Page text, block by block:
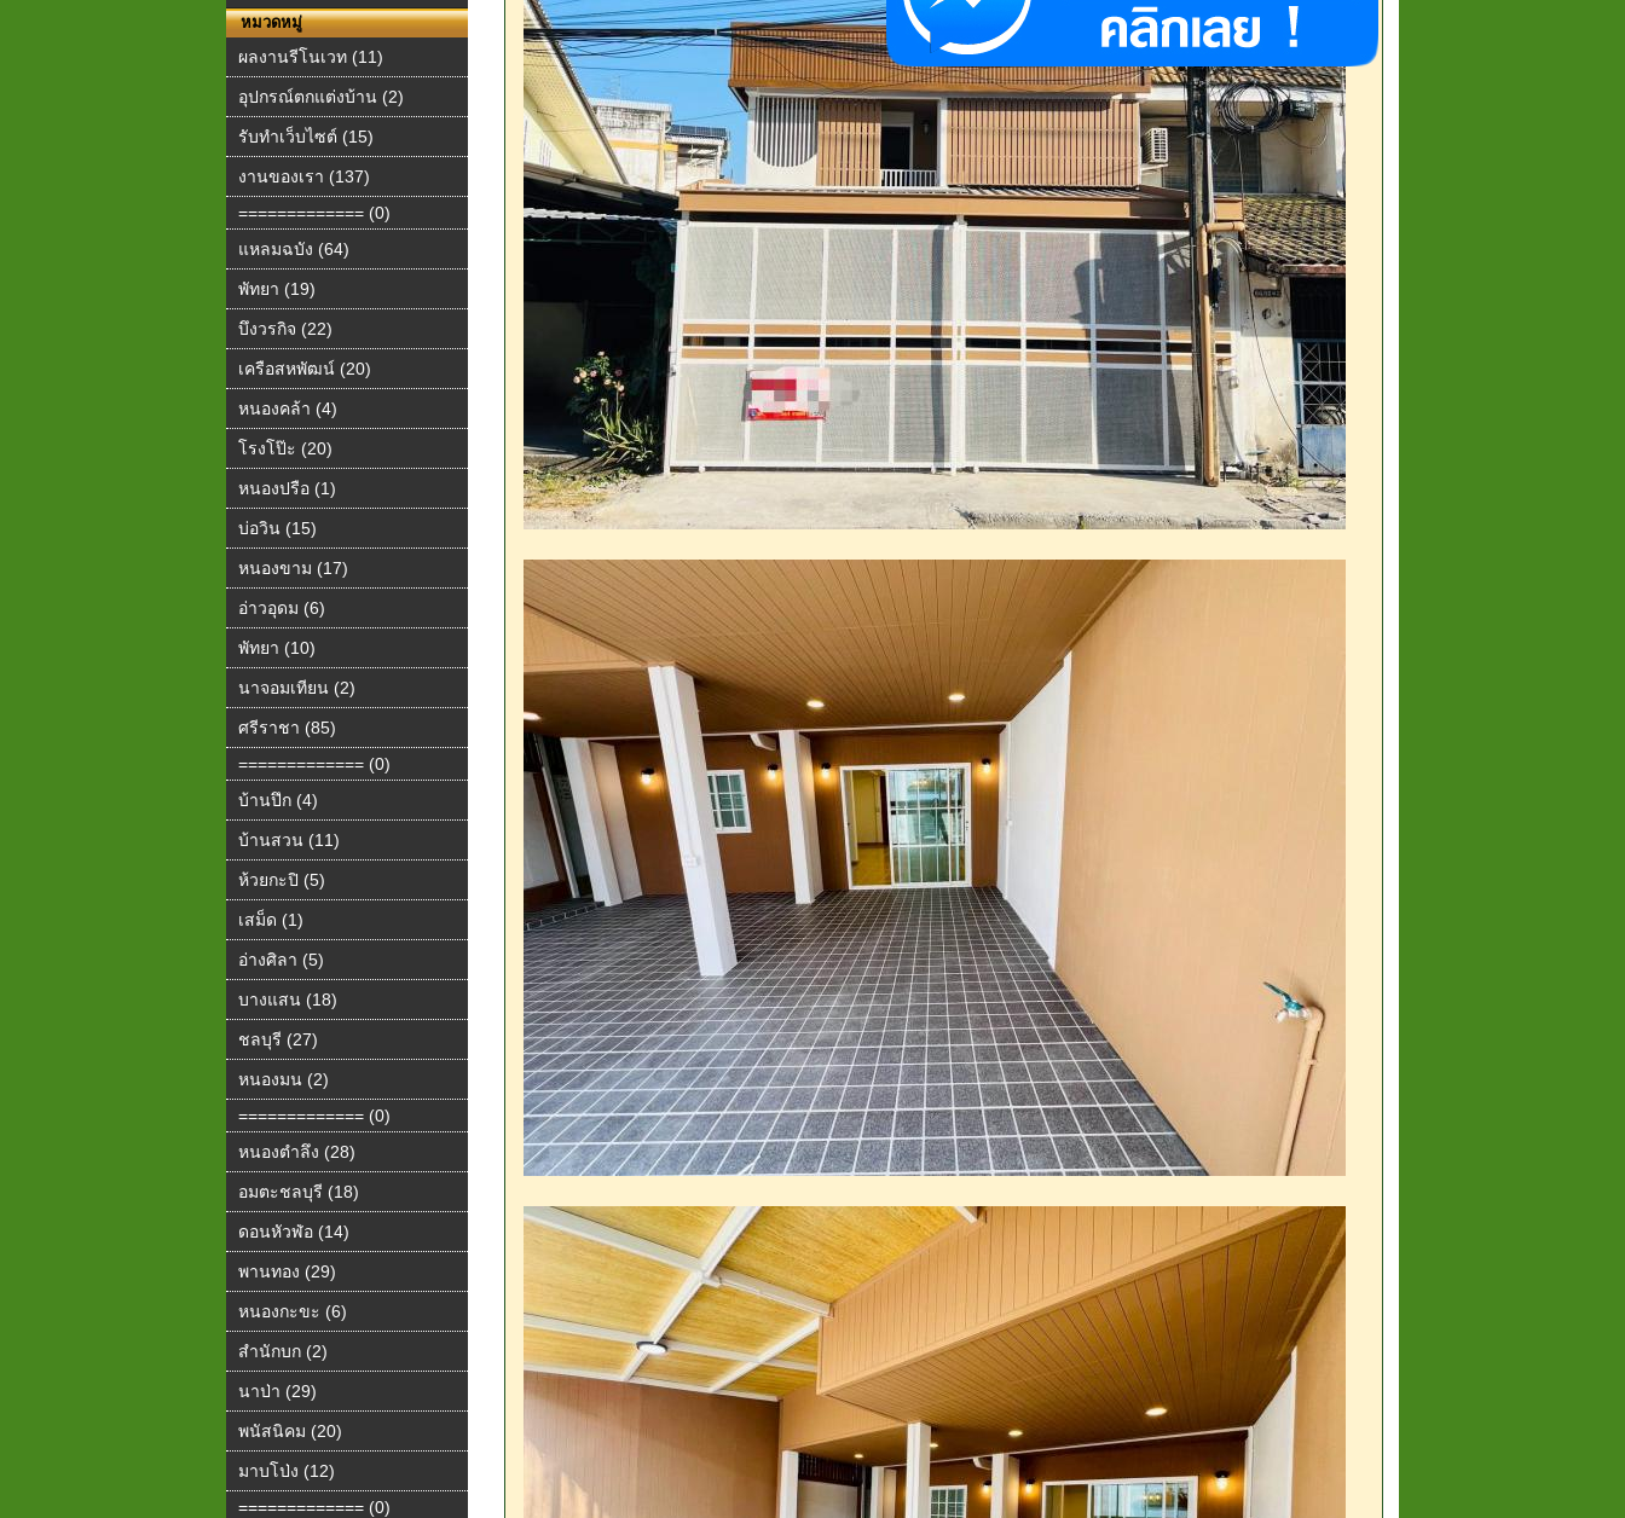
หมวดหมู่
ผลงานรีโนเวท (11)
อุปกรณ์ตกแต่งบ้าน (2)
รับทำเว็บไซต์ (15)
งานของเรา (137)
============= (0)
แหลมฉบัง (64)
พัทยา (19)
บึงวรกิจ (22)
เครือสหพัฒน์ (20)
หนองคล้า (4)
โรงโป๊ะ (20)
หนองปรือ (1)
บ่อวิน (15)
หนองขาม (17)
อ่าวอุดม (6)
พัทยา (10)
นาจอมเทียน (2)
ศรีราชา (85)
============= (0)
บ้านปึก (4)
บ้านสวน (11)
ห้วยกะปิ (5)
เสม็ด (1)
อ่างศิลา (5)
บางแสน (18)
ชลบุรี (27)
หนองมน (2)
============= (0)
หนองตำลึง (28)
อมตะชลบุรี (18)
ดอนหัวฬ่อ (14)
พานทอง (29)
หนองกะขะ (6)
สำนักบก (2)
นาป่า (29)
พนัสนิคม (20)
มาบโป่ง (12)
============= (0)